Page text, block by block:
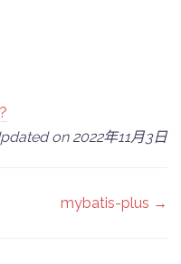
on 2022年11月3日
mybatis-plus →